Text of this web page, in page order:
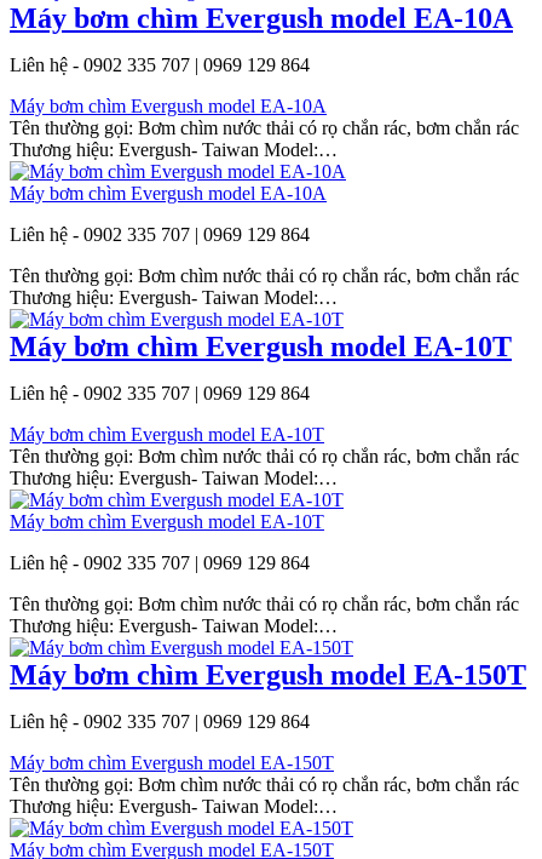
Máy bơm chìm Evergush model EA-10A
Liên hệ - 0902 335 707 | 0969 129 864
Máy bơm chìm Evergush model EA-10A
Tên thường gọi: Bơm chìm nước thải có rọ chắn rác, bơm chắn rác
Thương hiệu: Evergush- Taiwan Model:…
Máy bơm chìm Evergush model EA-10A
Liên hệ - 0902 335 707 | 0969 129 864
Tên thường gọi: Bơm chìm nước thải có rọ chắn rác, bơm chắn rác
Thương hiệu: Evergush- Taiwan Model:…
Máy bơm chìm Evergush model EA-10T
Liên hệ - 0902 335 707 | 0969 129 864
Máy bơm chìm Evergush model EA-10T
Tên thường gọi: Bơm chìm nước thải có rọ chắn rác, bơm chắn rác
Thương hiệu: Evergush- Taiwan Model:…
Máy bơm chìm Evergush model EA-10T
Liên hệ - 0902 335 707 | 0969 129 864
Tên thường gọi: Bơm chìm nước thải có rọ chắn rác, bơm chắn rác
Thương hiệu: Evergush- Taiwan Model:…
Máy bơm chìm Evergush model EA-150T
Liên hệ - 0902 335 707 | 0969 129 864
Máy bơm chìm Evergush model EA-150T
Tên thường gọi: Bơm chìm nước thải có rọ chắn rác, bơm chắn rác
Thương hiệu: Evergush- Taiwan Model:…
Máy bơm chìm Evergush model EA-150T